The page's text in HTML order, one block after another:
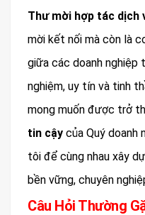
Thư mời hợp tác dịch
mời kết nối mà còn là
giữa các doanh nghiệp
nghiệm, uy tín và tinh
mong muốn được trở
tin cậy của Quý doanh
tôi để cùng nhau xây
bền vững, chuyên
Câu Hỏi Thường